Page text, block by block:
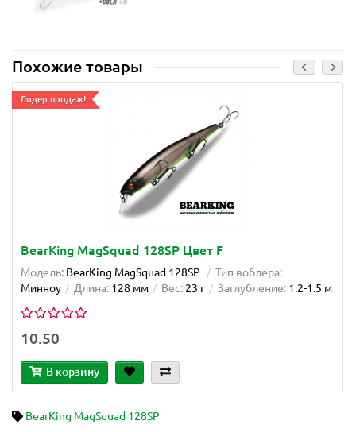
Похожие товары
Лидер продаж!
BearKing MagSquad 128SP Цвет F
Модель: BearKing MagSquad 128SP
Тип воблера:
Минноу
Длина: 128 мм Вес: 23 г Заглубление: 1.2-1.5 м
10.50
В корзину
BearKing MagSquad 128SP